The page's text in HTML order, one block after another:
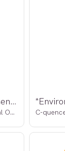
*Environ Youth EssentiA
C-quence serum 3 35ml OUTLET